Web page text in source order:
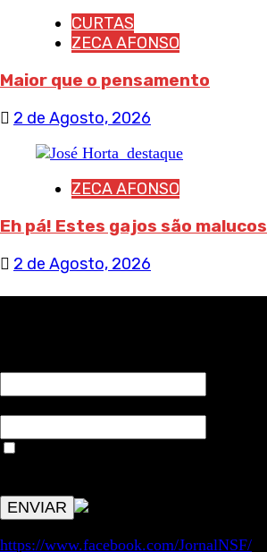
CURTAS
ZECA AFONSO
Maior que o pensamento
2 de Agosto, 2026
ZECA AFONSO
Eh pá! Estes gajos são malucos
2 de Agosto, 2026
https://www.facebook.com/JornalNSF/